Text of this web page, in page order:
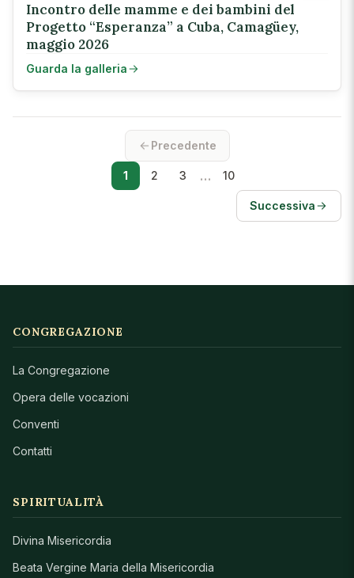
Incontro delle mamme e dei bambini del
Progetto “Esperanza” a Cuba, Camagüey,
maggio 2026
Guarda la galleria
Precedente
1 2 3 … 10
Successiva
CONGREGAZIONE
La Congregazione
Opera delle vocazioni
Conventi
Contatti
SPIRITUALITÀ
Divina Misericordia
Beata Vergine Maria della Misericordia